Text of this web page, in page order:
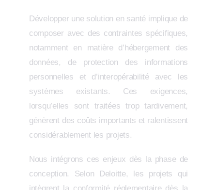
Développer une solution en santé implique de
composer avec des contraintes spécifiques,
notamment en matière d’hébergement des
données, de protection des informations
personnelles et d’interopérabilité avec les
systèmes existants. Ces exigences,
lorsqu’elles sont traitées trop tardivement,
génèrent des coûts importants et ralentissent
considérablement les projets.
Nous intégrons ces enjeux dès la phase de
conception. Selon Deloitte, les projets qui